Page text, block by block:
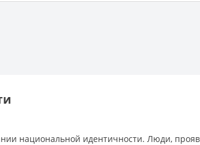
национальной идентичности. Люди,